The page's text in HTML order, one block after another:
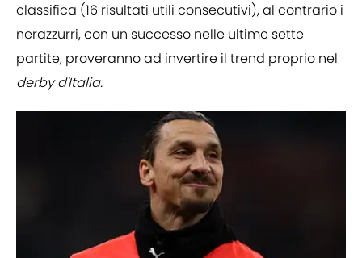
classifica (16 risultati utili consecutivi), al contrario i
nerazzurri, con un successo nelle ultime sette
partite, proveranno ad invertire il trend proprio nel
derby d'Italia.